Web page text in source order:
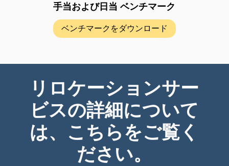
手当および日当 ベンチマーク
ベンチマークをダウンロード
リロケーションサー
ビスの詳細について
は、こちらをご覧く
ださい。